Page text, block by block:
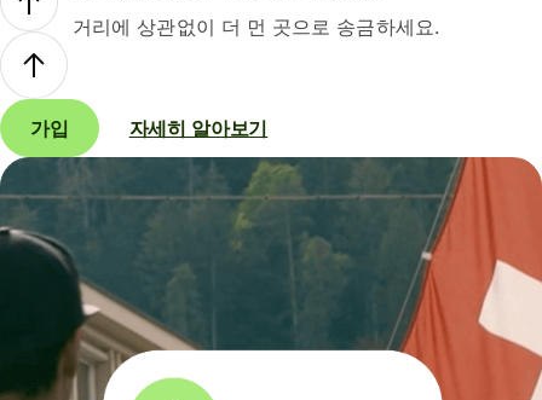
거리에 상관없이 더 먼 곳으로 송금하세요.
가입 자세히 알아보기